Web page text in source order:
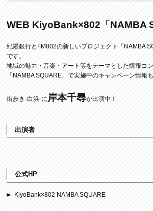
WEB KiyoBank×802「NAMBA
紀陽銀行とFM802の新しいプロジェクト「NAMBA
です。
地域の魅力・音楽・アート等をテーマとした情報コ
「NAMBA SQUARE」で実施中のキャンペーン情報
街歩き-白浜-に 岸本千尋が出演中！
出演者
公式HP
KiyoBank×802 NAMBA SQUARE